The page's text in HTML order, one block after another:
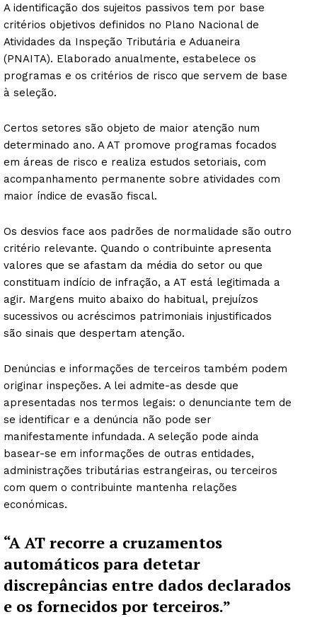
A identificação dos sujeitos passivos tem por base
critérios objetivos definidos no Plano Nacional de
Atividades da Inspeção Tributária e Aduaneira
(PNAITA). Elaborado anualmente, estabelece os
programas e os critérios de risco que servem de base
à seleção.
Certos setores são objeto de maior atenção num
determinado ano. A AT promove programas focados
em áreas de risco e realiza estudos setoriais, com
acompanhamento permanente sobre atividades com
maior índice de evasão fiscal.
Os desvios face aos padrões de normalidade são outro
critério relevante. Quando o contribuinte apresenta
valores que se afastam da média do setor ou que
constituam indício de infração, a AT está legitimada a
agir. Margens muito abaixo do habitual, prejuízos
sucessivos ou acréscimos patrimoniais injustificados
são sinais que despertam atenção.
Denúncias e informações de terceiros também podem
originar inspeções. A lei admite-as desde que
apresentadas nos termos legais: o denunciante tem de
se identificar e a denúncia não pode ser
manifestamente infundada. A seleção pode ainda
basear-se em informações de outras entidades,
administrações tributárias estrangeiras, ou terceiros
com quem o contribuinte mantenha relações
económicas.
“A AT recorre a cruzamentos
automáticos para detetar
discrepâncias entre dados declarados
e os fornecidos por terceiros.”